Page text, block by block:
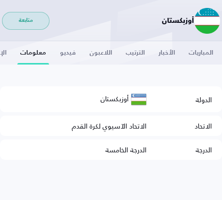
أوزبكستان متابعة
المباريات الأخبار الترتيب اللاعبون فيديو معلومات
الدولة أوزبكستان
الاتحاد
الاتحاد الآسيوي لكرة القدم
الدرجة
الدرجة الخامسة